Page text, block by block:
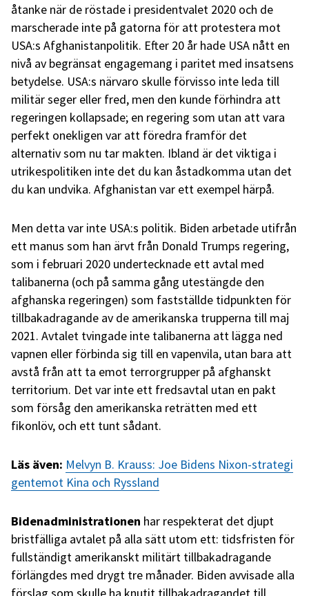
åtanke när de röstade i presidentvalet 2020 och de
marscherade inte på gatorna för att protestera mot
USA:s Afghanistanpolitik. Efter 20 år hade USA nått en
nivå av begränsat engagemang i paritet med insatsens
betydelse. USA:s närvaro skulle förvisso inte leda till
militär seger eller fred, men den kunde förhindra att
regeringen kollapsade; en regering som utan att vara
perfekt onekligen var att föredra framför det
alternativ som nu tar makten. Ibland är det viktiga i
utrikespolitiken inte det du kan åstadkomma utan det
du kan undvika. Afghanistan var ett exempel härpå.
Men detta var inte USA:s politik. Biden arbetade utifrån
ett manus som han ärvt från Donald Trumps regering,
som i februari 2020 undertecknade ett avtal med
talibanerna (och på samma gång utestängde den
afghanska regeringen) som fastställde tidpunkten för
tillbakadragande av de amerikanska trupperna till maj
2021. Avtalet tvingade inte talibanerna att lägga ned
vapnen eller förbinda sig till en vapenvila, utan bara att
avstå från att ta emot terrorgrupper på afghanskt
territorium. Det var inte ett fredsavtal utan en pakt
som försåg den amerikanska reträtten med ett
fikonlöv, och ett tunt sådant.
Läs även: Melvyn B. Krauss: Joe Bidens Nixon-strategi
gentemot Kina och Ryssland
Bidenadministrationen har respekterat det djupt
bristfälliga avtalet på alla sätt utom ett: tidsfristen för
fullständigt amerikanskt militärt tillbakadragande
förlängdes med drygt tre månader. Biden avvisade alla
förslag som skulle ha knutit tillbakadragandet till